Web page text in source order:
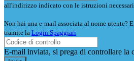
all'indirizzo indicato con le istruzioni
Non hai una e-mail associata al nome utente?
tramite la Login Spaggiari
E-mail inviata, si prega di controllare la